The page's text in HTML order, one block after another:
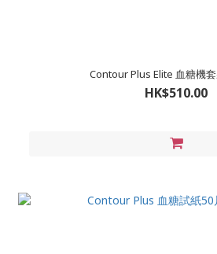
Contour Plus Elite 血糖機套
HK$510.00